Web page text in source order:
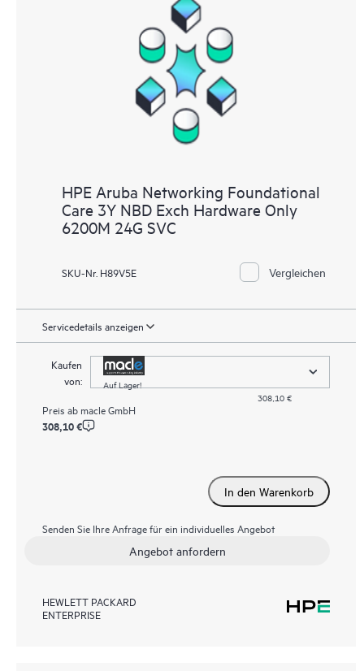
HPE Aruba Networking Foundational
Care 3Y NBD Exch Hardware Only
6200M 24G SVC
SKU-Nr. H89V5E Vergleichen
Servicedetails anzeigen
Kaufen
von:
Auf Lager!
308,10 €
Preis ab macle GmbH
308,10 €
In den Warenkorb
Senden Sie Ihre Anfrage für ein individuelles Angebot
Angebot anfordern
HEWLETT PACKARD
ENTERPRISE